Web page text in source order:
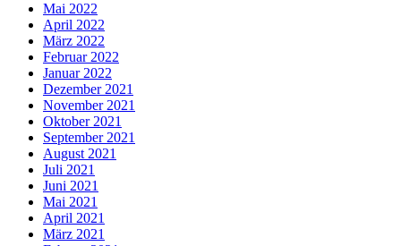
Mai 2022
April 2022
März 2022
Februar 2022
Januar 2022
Dezember 2021
November 2021
Oktober 2021
September 2021
August 2021
Juli 2021
Juni 2021
Mai 2021
April 2021
März 2021